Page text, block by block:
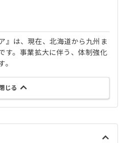
』は、現在、北海道から九州ま
す。事業拡大に伴う、体制強化
。
閉じる